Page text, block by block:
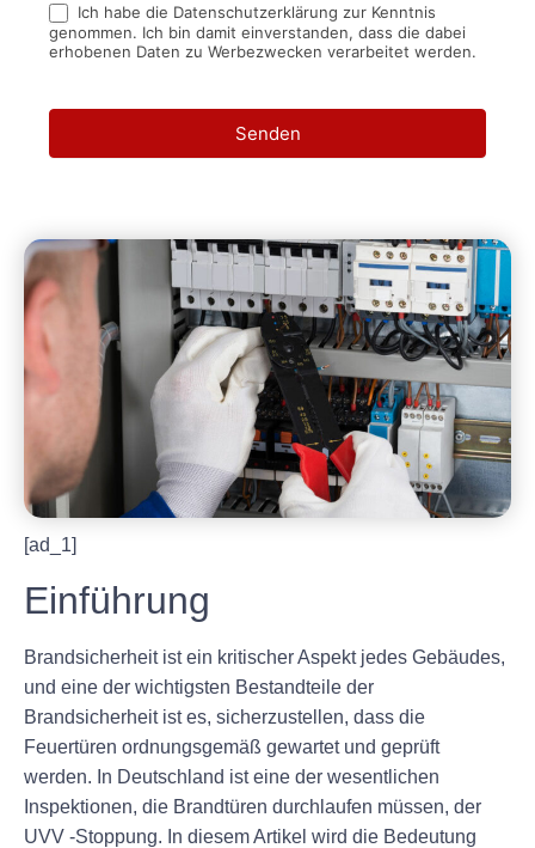
Ich habe die Datenschutzerklärung zur Kenntnis
genommen. Ich bin damit einverstanden, dass die dabei
erhobenen Daten zu Werbezwecken verarbeitet werden.
Senden
[ad_1]
Einführung
Brandsicherheit ist ein kritischer Aspekt jedes Gebäudes,
und eine der wichtigsten Bestandteile der
Brandsicherheit ist es, sicherzustellen, dass die
Feuertüren ordnungsgemäß gewartet und geprüft
werden. In Deutschland ist eine der wesentlichen
Inspektionen, die Brandtüren durchlaufen müssen, der
UVV -Stoppung. In diesem Artikel wird die Bedeutung